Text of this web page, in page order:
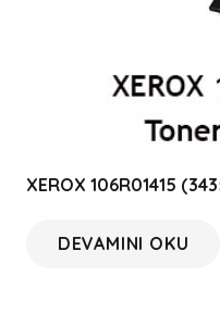
XEROX 106R01415
DEVAMINI OKU